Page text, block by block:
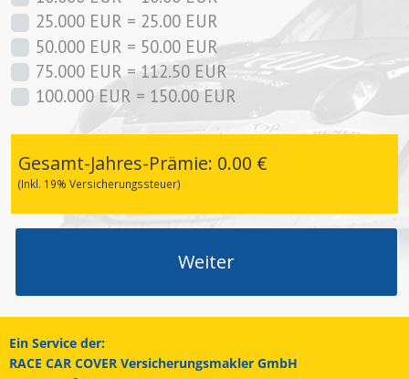
25.000 EUR = 25.00 EUR
50.000 EUR = 50.00 EUR
75.000 EUR = 112.50 EUR
100.000 EUR = 150.00 EUR
Gesamt-Jahres-Prämie: 0.00 €
(Inkl. 19% Versicherungssteuer)
Ein Service der:
RACE CAR COVER Versicherungsmakler GmbH